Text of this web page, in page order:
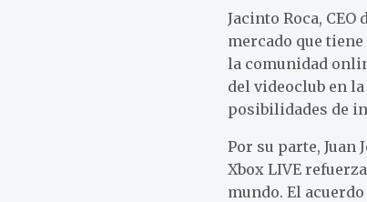
Jacinto Roca,
mercado que
la comunidad
del videoclub en
posibilidades de
Por su parte, Juan
Xbox LIVE
mundo. El